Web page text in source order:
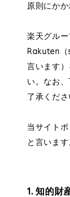
原則にか
楽天グル
Rakuten
言います
い。なお
了承くださ
当サイト
と言います
1. 知的財